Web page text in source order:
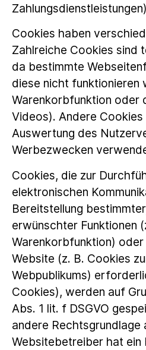
Cookies haben
Zahlreiche Cookies sind
da bestimmte
diese nicht funktionieren
Warenkorbfunktion oder
Videos). Andere Cookies
Auswertung des
Werbezwecken
Cookies, die zur
elektronischen
Bereitstellung
erwünschter Funktionen
Warenkorbfunktion)
Website (z. B. Cookies
Webpublikums)
Cookies), werden auf
Abs. 1 lit. f DSGVO
andere Rechtsgrundlage
Websitebetreiber hat ein